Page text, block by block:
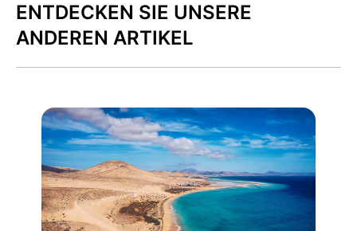
ENTDECKEN SIE UNSERE
ANDEREN ARTIKEL